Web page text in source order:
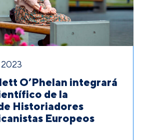
2023
O’Phelan integrará
de la
Historiadores
Europeos